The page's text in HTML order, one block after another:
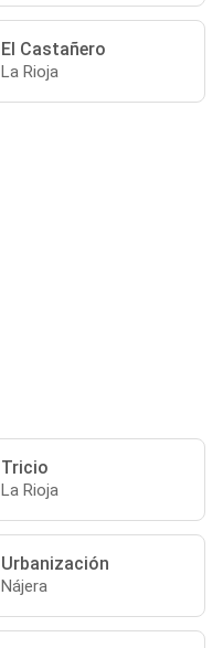
El Castañero
La Rioja
Tricio
La Rioja
Urbanización
Nájera